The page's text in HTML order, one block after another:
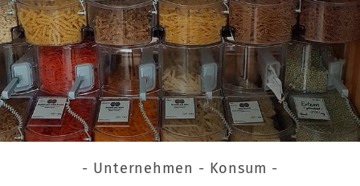
- Unternehmen - Konsum -